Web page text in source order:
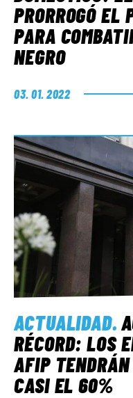
PRORROGÓ EL
PARA
NEGRO
03. 01. 2022
ACTUALIDAD.
RÉCORD: LOS
AFIP
CASI EL 60%